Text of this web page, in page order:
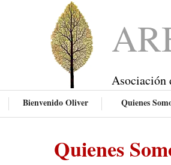
Asociación
Bienvenido Oliver Quienes
Quienes